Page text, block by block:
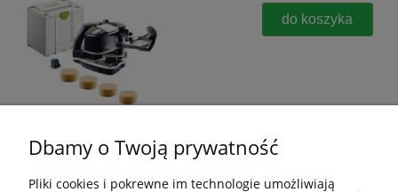
do koszyka
FESTOOL Odkurzacz CTL 26 EI
Dbamy o Twoją prywatność
Pliki cookies i pokrewne im technologie umożliwiają